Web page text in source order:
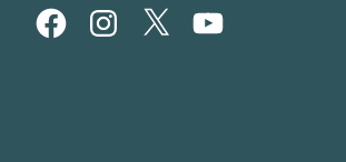
FacebookInstagram
X YouTube